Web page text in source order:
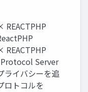
REACTPHP
REACTPHP
Server
ライバシーを追
ロトコルを